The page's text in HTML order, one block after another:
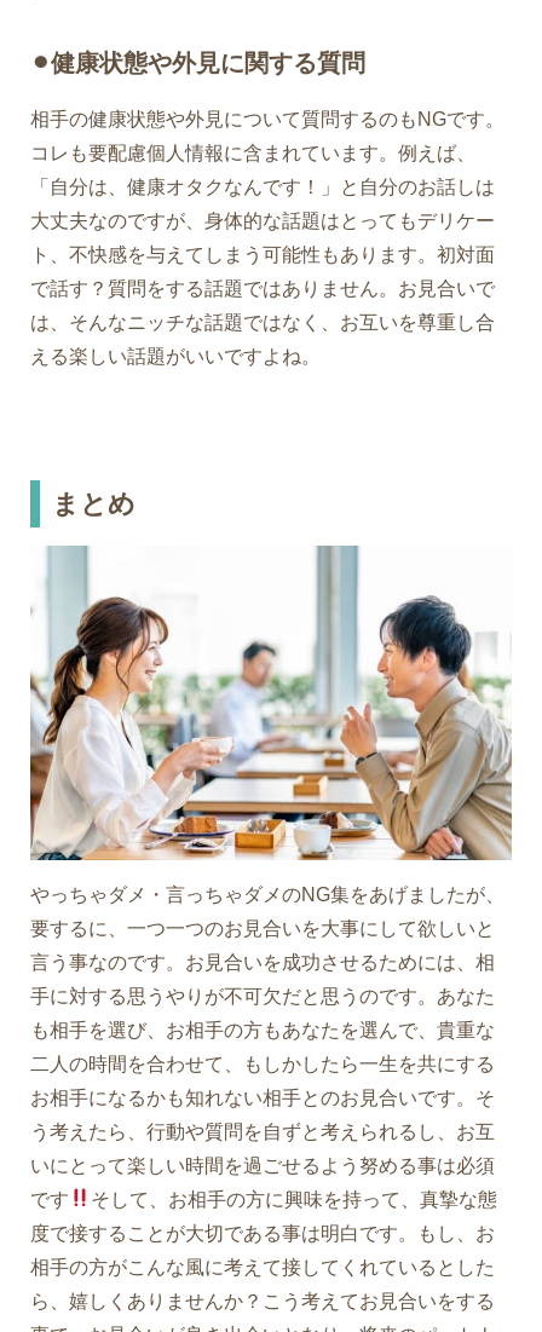
⚫︎健康状態や外見に関する質問
相手の健康状態や外見について質問するのもNGです。
コレも要配慮個人情報に含まれています。例えば、
「自分は、健康オタクなんです！」と自分のお話しは
大丈夫なのですが、身体的な話題はとってもデリケー
ト、不快感を与えてしまう可能性もあります。初対面
で話す？質問をする話題ではありません。お見合いで
は、そんなニッチな話題ではなく、お互いを尊重し合
える楽しい話題がいいですよね。
まとめ
やっちゃダメ・言っちゃダメのNG集をあげましたが、
要するに、一つ一つのお見合いを大事にして欲しいと
言う事なのです。お見合いを成功させるためには、相
手に対する思うやりが不可欠だと思うのです。あなた
も相手を選び、お相手の方もあなたを選んで、貴重な
二人の時間を合わせて、もしかしたら一生を共にする
お相手になるかも知れない相手とのお見合いです。そ
う考えたら、行動や質問を自ずと考えられるし、お互
いにとって楽しい時間を過ごせるよう努める事は必須
です
そして、お相手の方に興味を持って、真摯な態
度で接することが大切である事は明白です。もし、お
相手の方がこんな風に考えて接してくれているとした
ら、嬉しくありませんか？こう考えてお見合いをする